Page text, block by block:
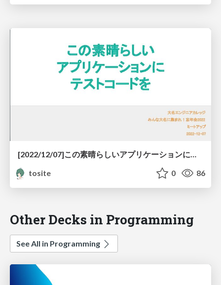
[2022/12/07]この素晴らしいアプリケーションにテストコードを
tosite
0 86
Other Decks in Programming
See All in Programming